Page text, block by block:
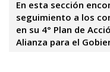
En esta sección
seguimiento a los
en su 4° Plan de
Alianza para el